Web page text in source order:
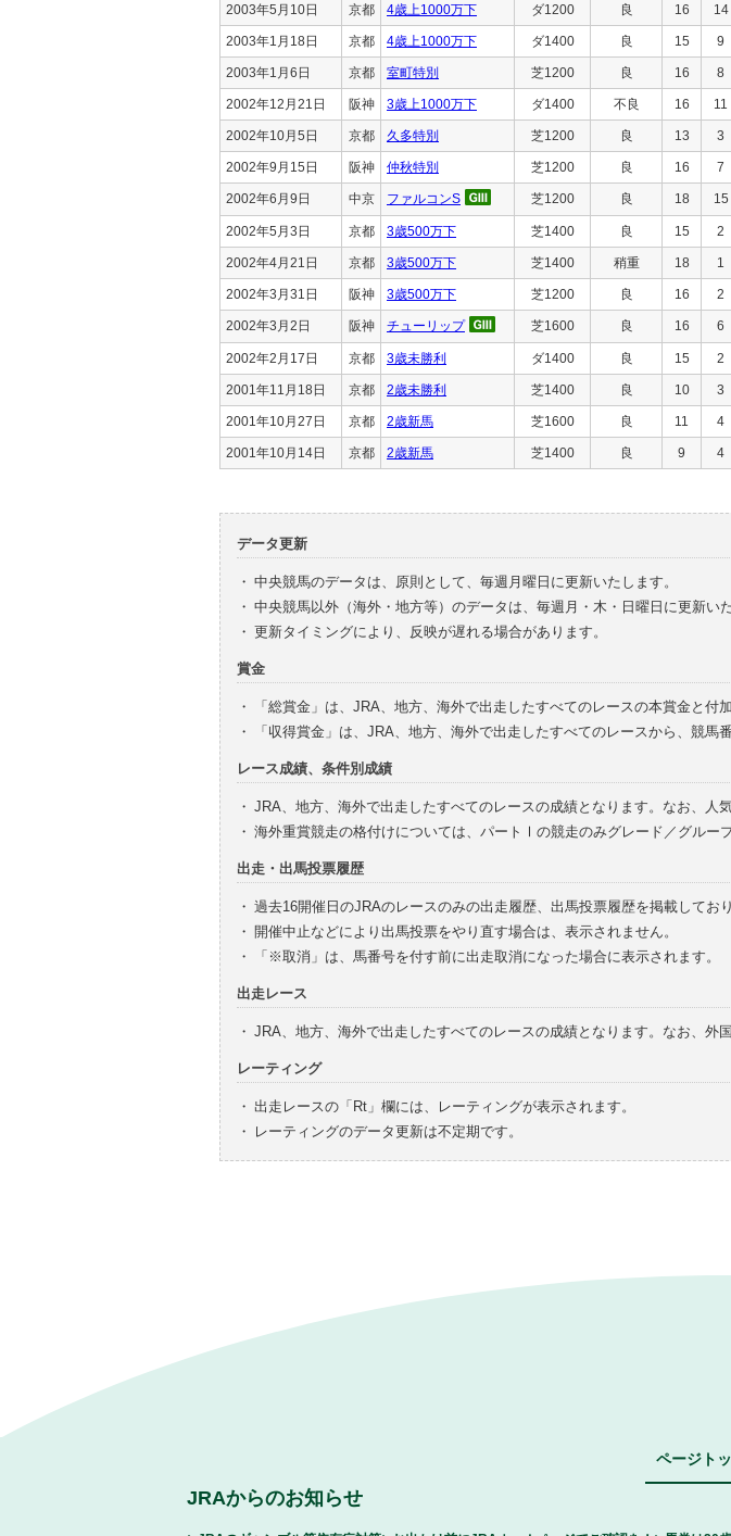
2003年5月10日 京都 4歳上1000万下 ダ1200 良 16 14
2003年1月18日 京都 4歳上1000万下 ダ1400 良 15 9
2003年1月6日 京都 室町特別 芝1200 良 16 8
2002年12月21日 阪神 3歳上1000万下 ダ1400 不良 16 11
2002年10月5日 京都 久多特別 芝1200 良 13 3
2002年9月15日 阪神 仲秋特別 芝1200 良 16 7
2002年6月9日 中京 ファルコンS 芝1200 良 18 15
2002年5月3日 京都 3歳500万下 芝1400 良 15 2
2002年4月21日 京都 3歳500万下 芝1400 稍重 18 1
2002年3月31日 阪神 3歳500万下 芝1200 良 16 2
2002年3月2日 阪神 チューリップ 芝1600 良 16 6
2002年2月17日 京都 3歳未勝利 ダ1400 良 15 2
2001年11月18日 京都 2歳未勝利 芝1400 良 10 3
2001年10月27日 京都 2歳新馬 芝1600 良 11 4
2001年10月14日 京都 2歳新馬 芝1400 良 9 4
データ更新
・ 中央競馬のデータは、原則として、毎週月曜日に更新いたします。
・ 中央競馬以外（海外・地方等）のデータは、毎週月・木・日曜日に更新いた
・ 更新タイミングにより、反映が遅れる場合があります。
賞金
・
「総賞金」は、JRA、地方、海外で出走したすべてのレースの本賞金と付
・
「収得賞金」は、JRA、地方、海外で出走したすべてのレースから、競馬
レース成績、条件別成績
・ JRA、地方、海外で出走したすべてのレースの成績となります。なお、人
・ 海外重賞競走の格付けについては、パートⅠの競走のみグレード／グルー
出走・出馬投票履歴
・ 過去16開催日のJRAのレースのみの出走履歴、出馬投票履歴を掲載しており
・ 開催中止などにより出馬投票をやり直す場合は、表示されません。
・
「※取消」は、馬番号を付す前に出走取消になった場合に表示されます。
出走レース
・ JRA、地方、海外で出走したすべてのレースの成績となります。なお、外
レーティング
・ 出走レースの「Rt」欄には、レーティングが表示されます。
・
レーティングのデータ更新は不定期です。
ページト
JRAからのお知らせ